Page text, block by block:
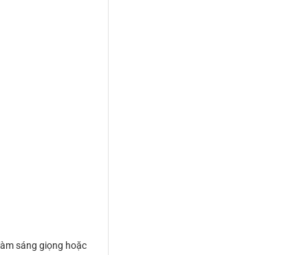
sáng giọng hoặc